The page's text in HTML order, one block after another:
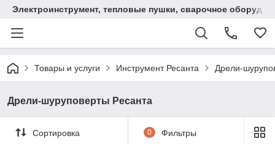
Электроинструмент, тепловые пушки, сварочное
Товары и услуги Инструмент Ресанта Дрели-
Дрели-шуруповерты Ресанта
Сортировка 0 Фильтры